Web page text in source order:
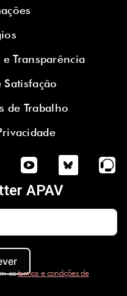
Transparência
de Trabalho
APAV
ostermos e condições de